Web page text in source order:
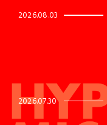
2026.08.03
2026.07.30